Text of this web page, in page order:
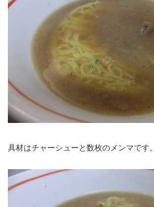
具材はチャーシューと数枚のメンマです。